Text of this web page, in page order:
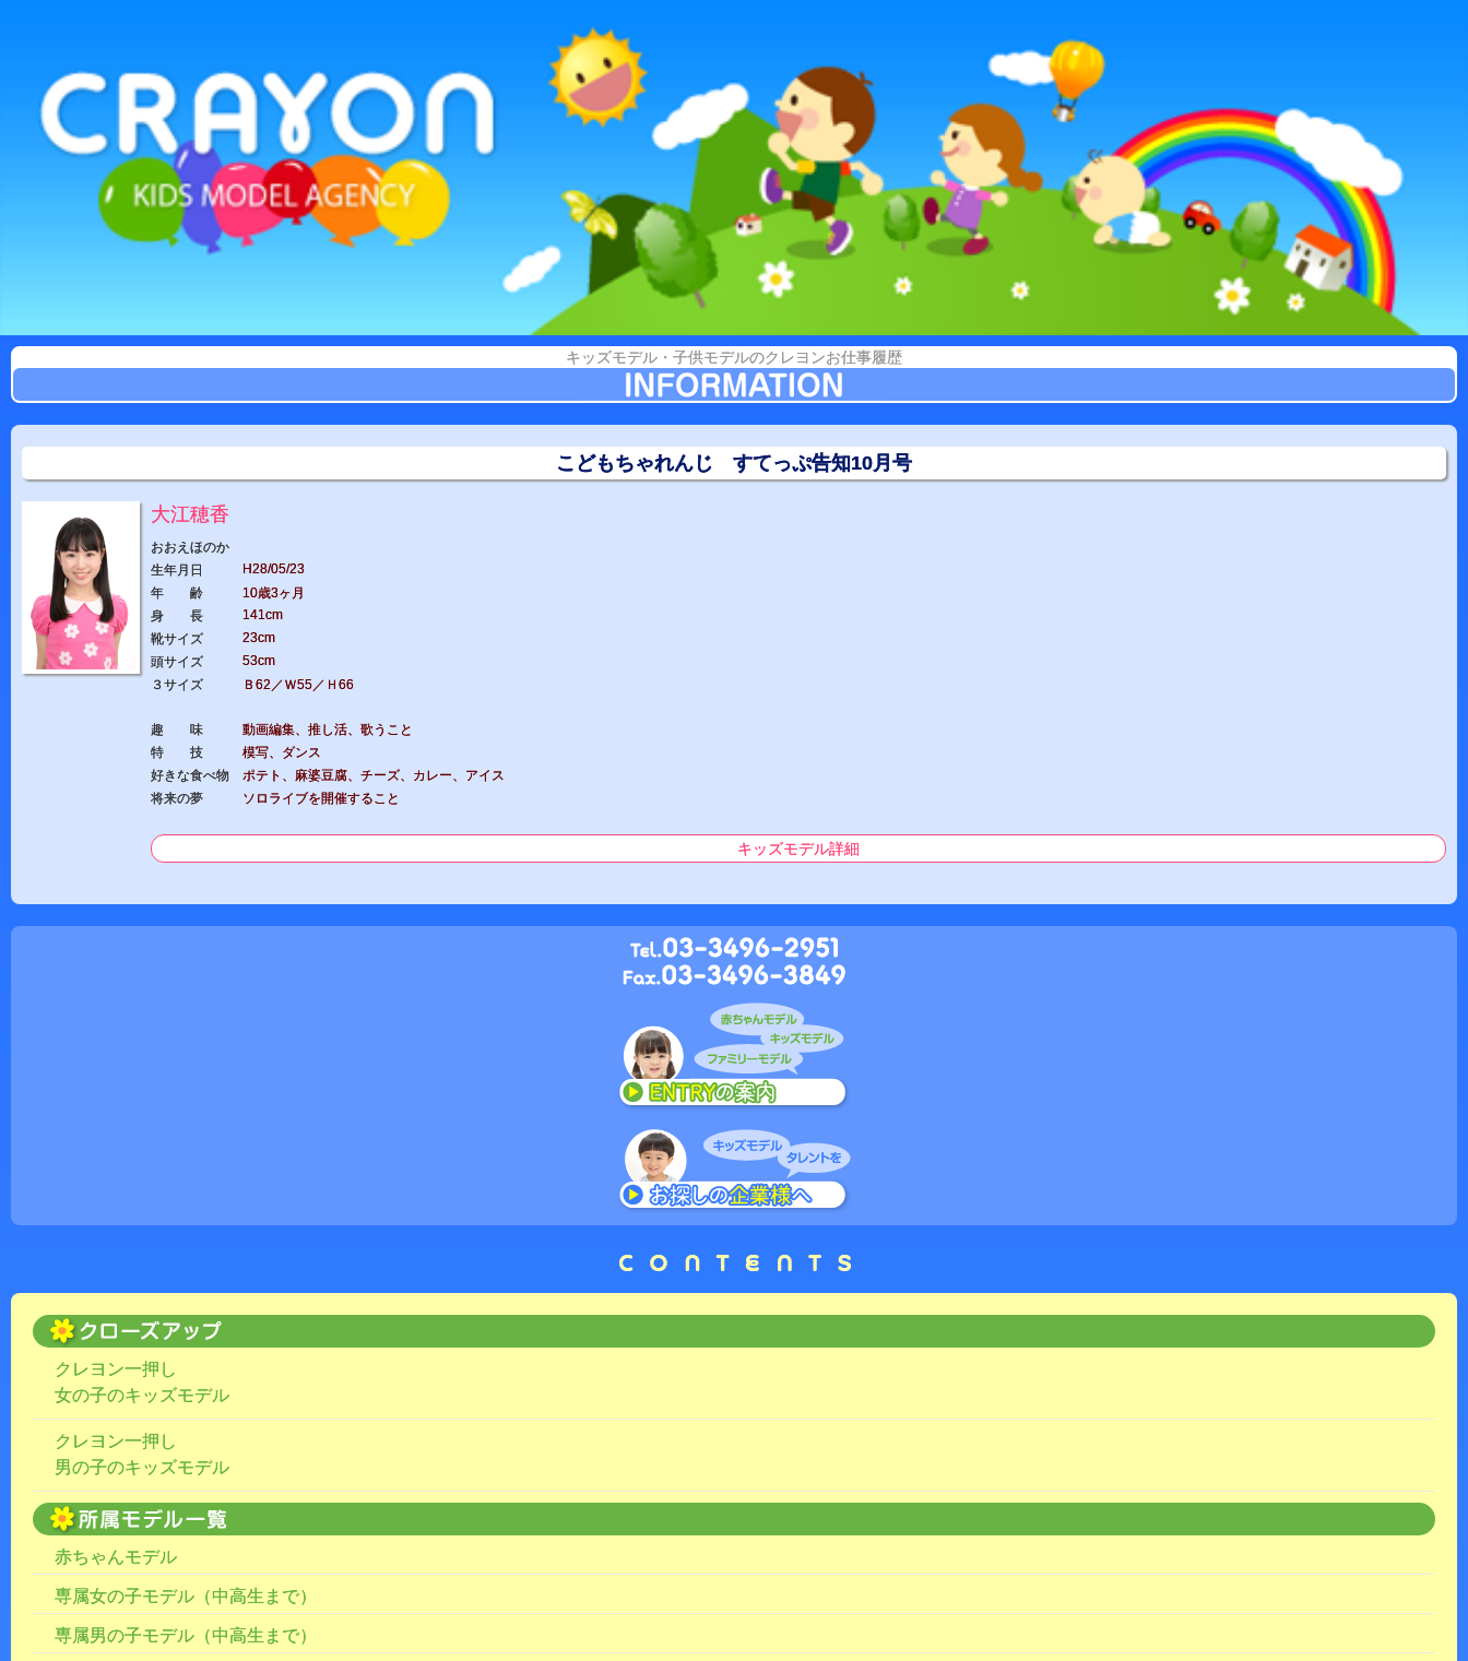
キッズモデル・子供モデルのクレヨンお仕事履歴
こどもちゃれんじ すてっぷ告知10月号
大江穂香
おおえほのか
生年月日
H28/05/23
年 齢
10歳3ヶ月
身 長
141cm
靴サイズ
23cm
頭サイズ
53cm
３サイズ
Ｂ62／Ｗ55／Ｈ66
趣 味
動画編集、推し活、歌うこと
特 技
模写、ダンス
好きな食べ物
ポテト、麻婆豆腐、チーズ、カレー、アイス
将来の夢
ソロライブを開催すること
キッズモデル詳細
クレヨン一押し
女の子のキッズモデル
クレヨン一押し
男の子のキッズモデル
赤ちゃんモデル
専属女の子モデル（中高生まで）
専属男の子モデル（中高生まで）